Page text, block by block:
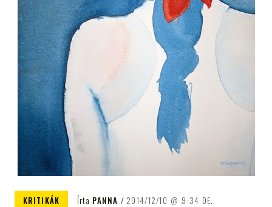
KRITIKÁK Írta PANNA 2014/12/10 9:34 DE.